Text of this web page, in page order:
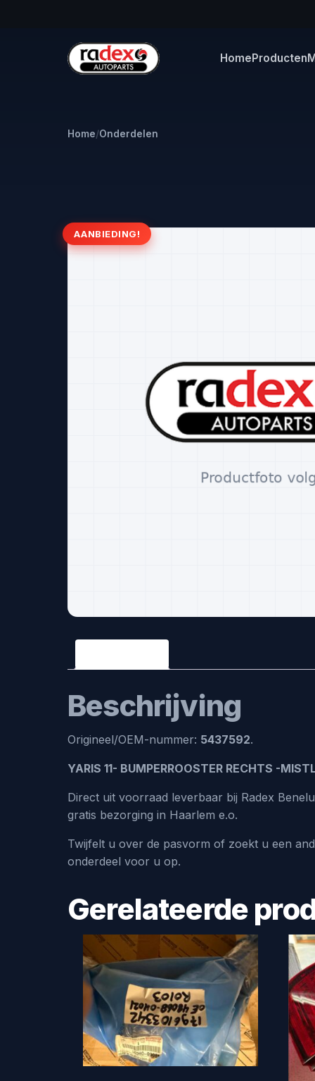
HomeProducten
Home/Onderdelen
AANBIEDING!
Beschrijving
Origineel/OEM-nummer: 5437592.
YARIS 11- BUMPERROOSTER RECHTS -
Direct uit voorraad leverbaar bij Radex
gratis bezorging in Haarlem e.o.
Twijfelt u over de pasvorm of zoekt u een
onderdeel voor u op.
Gerelateerde